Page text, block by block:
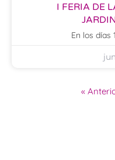
I FERIA DE
En los días
«